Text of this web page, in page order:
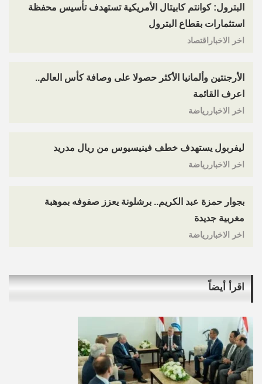
البترول: كوانتم كابيتال الأمريكية تستهدف تأسيس محفظة
استثمارات بقطاع البترول
اخر الاخباراقتصاد
الأرجنتين وألمانيا الأكثر حصولا على وصافة كأس العالم..
اعرف القائمة
اخر الاخباررياضة
ليفربول يستهدف خطف فينيسيوس من ريال مدريد
اخر الاخباررياضة
بجوار حمزة عبد الكريم.. برشلونة يعزز صفوفه بموهبة
مغربية جديدة
اخر الاخباررياضة
اقرأ أيضاً